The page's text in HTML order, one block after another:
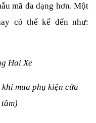
mã đa dạng hơn. Một
có thể kể đến như:
mua phụ kiện cửa